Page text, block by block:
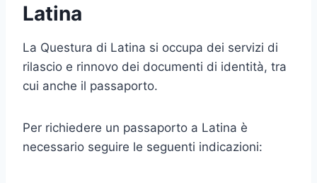
Latina
La Questura di Latina si occupa dei servizi di
rilascio e rinnovo dei documenti di identità, tra
cui anche il passaporto.
Per richiedere un passaporto a Latina è
necessario seguire le seguenti indicazioni: